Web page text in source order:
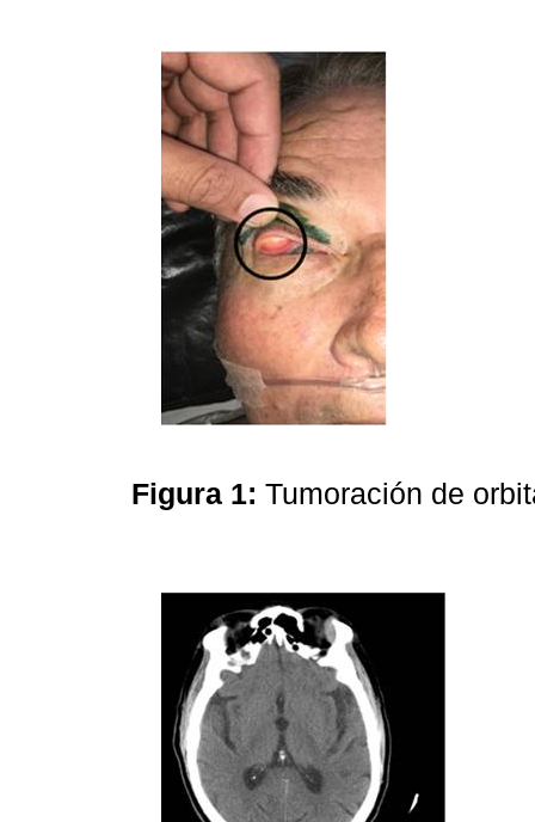
Figura 1: Tumoración de